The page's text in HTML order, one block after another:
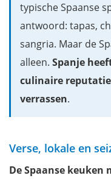
Cocido Madrileño uit
Fabada Asturiana uit
Andaluzische gazpacho
Tortilla de patatas:
Pulpo a Feira uit Galicië
Crema Catalana, de
Pata Negra of Jamon
Download onze gratis
Wil jij ook niets missen
typische Spaanse
antwoord: tapas,
sangria. Maar de
alleen. Spanje
culinaire
verrassen.
Verse, lokale en
De Spaanse